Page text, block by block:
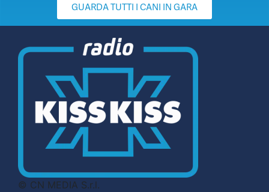
GUARDA TUTTI I CANI IN GARA
© CN MEDIA S.r.l.